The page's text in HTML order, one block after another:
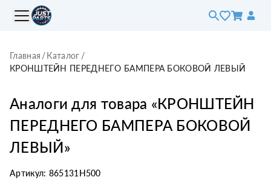
Главная /Каталог /
КРОНШТЕЙН ПЕРЕДНЕГО БАМПЕРА БОКОВОЙ ЛЕВЫЙ
Аналоги для товара «КРОНШТЕЙН
ПЕРЕДНЕГО БАМПЕРА БОКОВОЙ
ЛЕВЫЙ»
Артикул: 865131H500